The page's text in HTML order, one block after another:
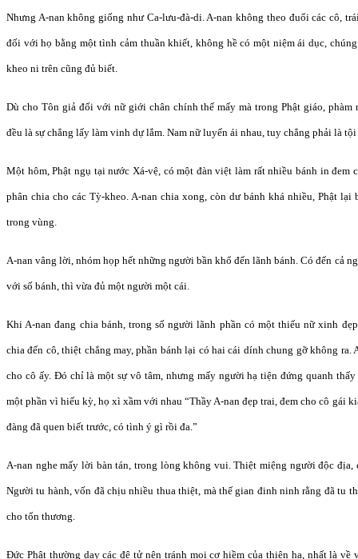
Nhưng A-nan không giống như Ca-lưu-đà-di. A-nan không theo đuổi các cô,
đối với họ bằng một tình cảm thuần khiết, không hề có một niệm ái dục,
kheo ni trên cũng đủ biết.
Dù cho Tôn giả đối với nữ giới chân chính thế mấy mà trong Phật giáo,
đều là sự chẳng lấy làm vinh dự lắm. Nam nữ luyến ái nhau, tuy chẳng phải là
Một hôm, Phật ngụ tại nước Xá-vệ, có một đàn việt làm rất nhiều bánh in đem
phân chia cho các Tỳ-kheo. A-nan chia xong, còn dư bánh khá nhiều, Phật lại
trong vùng.
A-nan vâng lời, nhóm họp hết những người bần khổ đến lãnh bánh. Có đến cả
với số bánh, thì vừa đủ một người một cái.
Khi A-nan đang chia bánh, trong số người lãnh phần có một thiếu nữ xinh
chia đến cô, thiệt chẳng may, phần bánh lại có hai cái dính chung gỡ không ra.
cho cô ấy. Đó chỉ là một sự vô tâm, nhưng mấy người hạ tiện đứng quanh
một phần vì hiếu kỳ, họ xì xầm với nhau “Thầy A-nan đẹp trai, đem cho cô gái
đàng đã quen biết trước, có tình ý gì rồi đa.”
A-nan nghe mấy lời bàn tán, trong lòng không vui. Thiệt miệng người độc địa,
Người tu hành, vốn đã chịu nhiều thua thiệt, mà thế gian đinh ninh rằng đã tu
cho tổn thương.
Đức Phật thường dạy các đệ tử nên tránh mọi cơ hiềm của thiên hạ, nhất là về